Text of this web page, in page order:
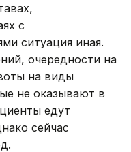
с
ситуация иная.
очередности на
на виды
не оказывают в
едут
сейчас